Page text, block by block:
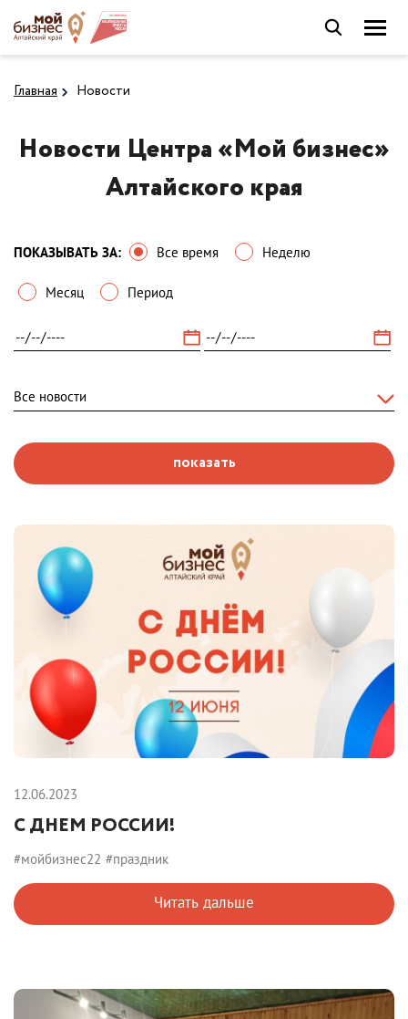
Главная Новости
Новости Центра «Мой бизнес»
Алтайского края
ПОКАЗЫВАТЬ ЗА: Все время Неделю
Месяц Период
показать
12.06.2023
С ДНЕМ РОССИИ!
#мойбизнес22 #праздник
Читать дальше